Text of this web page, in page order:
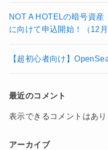
NOT A HOTELの暗号資
に向けて申込開始！（12
【超初心者向け】
最近のコメント
表示できるコメントはあり
アーカイブ